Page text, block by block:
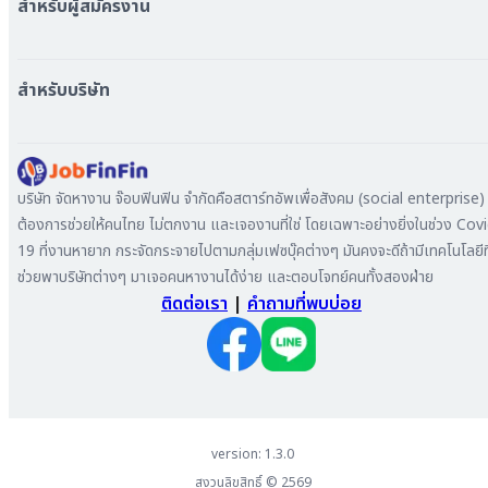
หางาน กรุงเทพมหานคร
หางาน เชียงใหม่
หางาน สมุทรสาคร
หางาน ระยอง
หางาน สมุทรสาหางาน ภูเก็ต
หางาน พระนครศรีอยุธยา
สำหรับผู้สมัครงาน
เข้าสู่ระบบ
สำหรับบริษัท
ลงประกาศรับสมัครงาน
ค้นหาผู้สมัครงาน
ลงโฆษณา
บริษัท จัดหางาน จ๊อบฟินฟิน จำกัดคือสตาร์ทอัพเพื่อสังคม (social
ต้องการช่วยให้คนไทย ไม่ตกงาน และเจองานที่ใช่ โดยเฉพาะอย่างยิ่งในช่วง
19 ที่งานหายาก กระจัดกระจายไปตามกลุ่มเฟซบุ๊คต่างๆ มันคงจะดีถ้ามีเทคโนโล
ช่วยพาบริษัทต่างๆ มาเจอคนหางานได้ง่าย และตอบโจทย์คนทั้งสองฝ่าย
ติดต่อเรา | คำถามที่พบบ่อย
version: 1.3.0
สงวนลิขสิทธิ์ © 2569